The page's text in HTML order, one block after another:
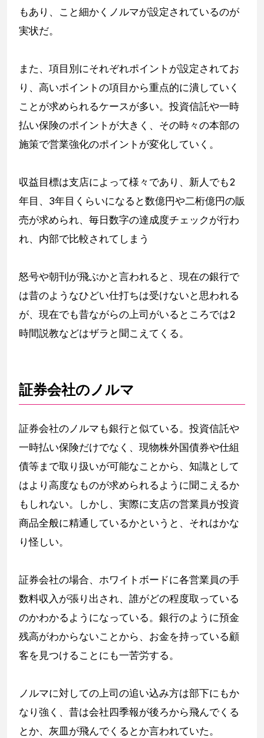
もあり、こと細かくノルマが設定されているのが
実状だ。
また、項目別にそれぞれポイントが設定されてお
り、高いポイントの項目から重点的に潰していく
ことが求められるケースが多い。投資信託や一時
払い保険のポイントが大きく、その時々の本部の
施策で営業強化のポイントが変化していく。
収益目標は支店によって様々であり、新人でも2
年目、3年目くらいになると数億円や二桁億円の販
売が求められ、毎日数字の達成度チェックが行わ
れ、内部で比較されてしまう
怒号や朝刊が飛ぶかと言われると、現在の銀行で
は昔のようなひどい仕打ちは受けないと思われる
が、現在でも昔ながらの上司がいるところでは2
時間説教などはザラと聞こえてくる。
証券会社のノルマ
証券会社のノルマも銀行と似ている。投資信託や
一時払い保険だけでなく、現物株外国債券や仕組
債等まで取り扱いが可能なことから、知識として
はより高度なものが求められるように聞こえるか
もしれない。しかし、実際に支店の営業員が投資
商品全般に精通しているかというと、それはかな
り怪しい。
証券会社の場合、ホワイトボードに各営業員の手
数料収入が張り出され、誰がどの程度取っている
のかわかるようになっている。銀行のように預金
残高がわからないことから、お金を持っている顧
客を見つけることにも一苦労する。
ノルマに対しての上司の追い込み方は部下にもか
なり強く、昔は会社四季報が後ろから飛んでくる
とか、灰皿が飛んでくるとか言われていた。